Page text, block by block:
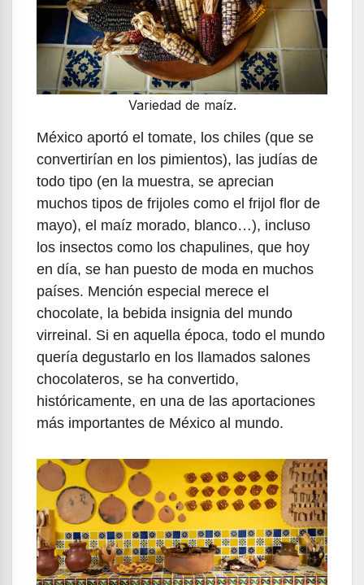
Variedad de maíz.
México aportó el tomate, los chiles (que se
convertirían en los pimientos), las judías de
todo tipo (en la muestra, se aprecian
muchos tipos de frijoles como el frijol flor de
mayo), el maíz morado, blanco…), incluso
los insectos como los chapulines, que hoy
en día, se han puesto de moda en muchos
países. Mención especial merece el
chocolate, la bebida insignia del mundo
virreinal. Si en aquella época, todo el mundo
quería degustarlo en los llamados salones
chocolateros, se ha convertido,
históricamente, en una de las aportaciones
más importantes de México al mundo.